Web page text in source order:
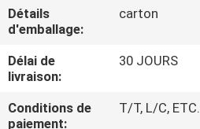
QUALITÉ
CONTACTEZ-
NOUS
Détails
d'emballage:
carton
Délai de
livraison:
30 JOURS
Conditions de
paiement:
T/T, L/C, ETC.